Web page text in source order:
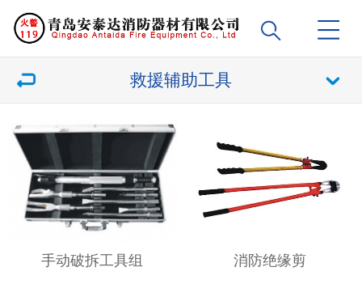
救援辅助工具
手动破拆工具组 消防绝缘剪